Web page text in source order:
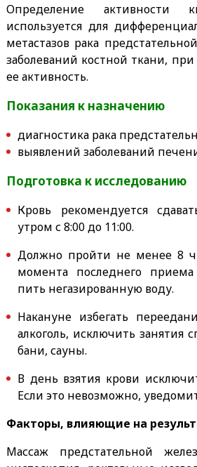
Определение активности
используется для
метастазов рака
заболеваний костной ткани,
ее активность.
Показания к назначению
диагностика рака
выявлений заболеваний
Подготовка к исследованию
Кровь рекомендуется
утром с 8:00 до 11:00.
Должно пройти не менее 8
момента последнего
пить негазированную воду.
Накануне избегать
алкоголь, исключить занятия
бани, сауны.
В день взятия крови
Если это невозможно,
Факторы, влияющие на
Массаж предстательной